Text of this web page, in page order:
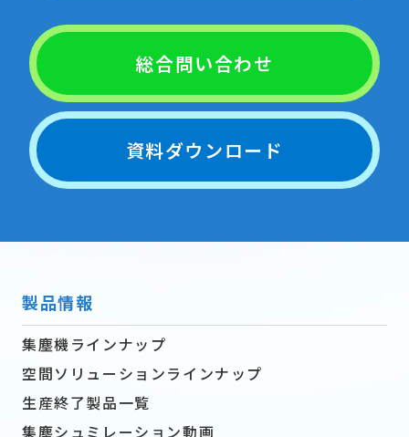
総合問い合わせ
資料ダウンロード
製品情報
集塵機ラインナップ
空間ソリューションラインナップ
生産終了製品一覧
集塵シュミレーション動画